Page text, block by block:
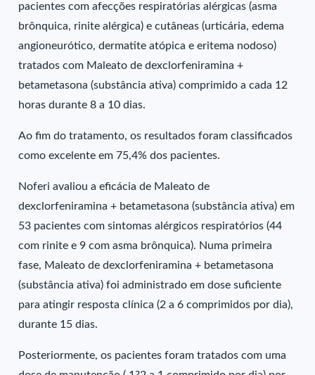
pacientes com afecções respiratórias alérgicas (asma
brônquica, rinite alérgica) e cutâneas (urticária, edema
angioneurótico, dermatite atópica e eritema nodoso)
tratados com Maleato de dexclorfeniramina +
betametasona (substância ativa) comprimido a cada 12
horas durante 8 a 10 dias.
Ao fim do tratamento, os resultados foram classificados
como excelente em 75,4% dos pacientes.
Noferi avaliou a eficácia de Maleato de
dexclorfeniramina + betametasona (substância ativa) em
53 pacientes com sintomas alérgicos respiratórios (44
com rinite e 9 com asma brônquica). Numa primeira
fase, Maleato de dexclorfeniramina + betametasona
(substância ativa) foi administrado em dose suficiente
para atingir resposta clínica (2 a 6 comprimidos por dia),
durante 15 dias.
Posteriormente, os pacientes foram tratados com uma